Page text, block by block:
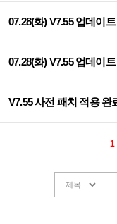
07.28(화) V7.55 업데이
07.28(화) V7.55 업데이
V7.55 사전 패치 적용 완
1